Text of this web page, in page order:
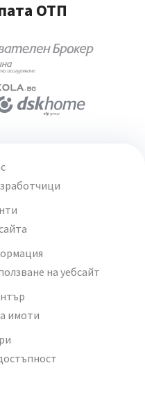
ОТП
на уебсайт
имоти